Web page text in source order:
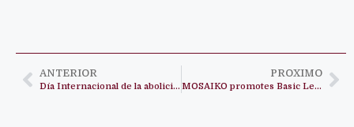
ANTERIOR
Día Internacional de la abolición del Tráfico de Esclavos
PROXIMO
MOSAIKO promotes Basic Legal Training